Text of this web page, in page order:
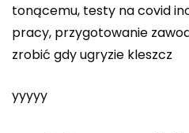
tonącemu, testy na covid
pracy, przygotowanie
zrobić gdy ugryzie kleszcz
yyyyy